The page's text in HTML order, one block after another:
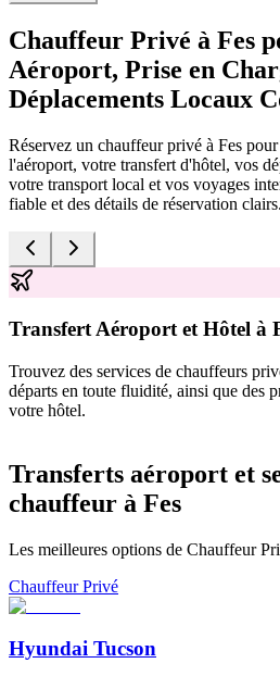
Chauffeur Privé à Fes
Aéroport, Prise en
Déplacements Locaux
Réservez un chauffeur privé à Fes
l'aéroport, votre transfert d'hôtel, vos
votre transport local et vos voyages
fiable et des détails de réservation clairs.
Transfert Aéroport et Hôtel à
Trouvez des services de chauffeurs
départs en toute fluidité, ainsi que des
votre hôtel.
Transferts aéroport et
chauffeur à Fes
Les meilleures options de Chauffeur
Chauffeur Privé
Hyundai Tucson